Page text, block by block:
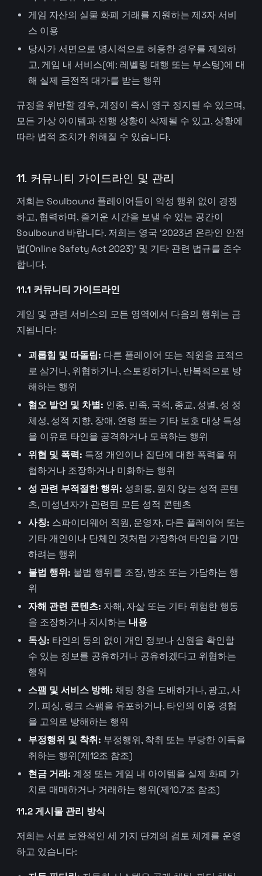
게임 자산의 실물 화폐 거래를 지원하는 제3자 서비
스 이용
당사가 서면으로 명시적으로 허용한 경우를 제외하
고, 게임 내 서비스(예: 레벨링 대행 또는 부스팅)에 대
해 실제 금전적 대가를 받는 행위
규정을 위반할 경우, 계정이 즉시 영구 정지될 수 있으며,
모든 가상 아이템과 진행 상황이 삭제될 수 있고, 상황에
따라 법적 조치가 취해질 수 있습니다.
11. 커뮤니티 가이드라인 및 관리
저희는 Soulbound 플레이어들이 악성 행위 없이 경쟁
하고, 협력하며, 즐거운 시간을 보낼 수 있는 공간이
Soulbound 바랍니다. 저희는 영국 ‘2023년 온라인 안전
법(Online Safety Act 2023)’ 및 기타 관련 법규를 준수
합니다.
11.1 커뮤니티 가이드라인
게임 및 관련 서비스의 모든 영역에서 다음의 행위는 금
지됩니다:
괴롭힘 및 따돌림: 다른 플레이어 또는 직원을 표적으
로 삼거나, 위협하거나, 스토킹하거나, 반복적으로 방
해하는 행위
혐오 발언 및 차별: 인종, 민족, 국적, 종교, 성별, 성 정
체성, 성적 지향, 장애, 연령 또는 기타 보호 대상 특성
을 이유로 타인을 공격하거나 모욕하는 행위
위협 및 폭력: 특정 개인이나 집단에 대한 폭력을 위
협하거나 조장하거나 미화하는 행위
성 관련 부적절한 행위: 성희롱, 원치 않는 성적 콘텐
츠, 미성년자가 관련된 모든 성적 콘텐츠
사칭: 스파이더웨어 직원, 운영자, 다른 플레이어 또는
기타 개인이나 단체인 것처럼 가장하여 타인을 기만
하려는 행위
불법 행위: 불법 행위를 조장, 방조 또는 가담하는 행
위
자해 관련 콘텐츠: 자해, 자살 또는 기타 위험한 행동
을 조장하거나 지시하는 내용
독싱: 타인의 동의 없이 개인 정보나 신원을 확인할
수 있는 정보를 공유하거나 공유하겠다고 위협하는
행위
스팸 및 서비스 방해: 채팅 창을 도배하거나, 광고, 사
기, 피싱, 링크 스팸을 유포하거나, 타인의 이용 경험
을 고의로 방해하는 행위
부정행위 및 착취: 부정행위, 착취 또는 부당한 이득을
취하는 행위(제12조 참조)
현금 거래: 계정 또는 게임 내 아이템을 실제 화폐 가
치로 매매하거나 거래하는 행위(제10.7조 참조)
11.2 게시물 관리 방식
저희는 서로 보완적인 세 가지 단계의 검토 체계를 운영
하고 있습니다: